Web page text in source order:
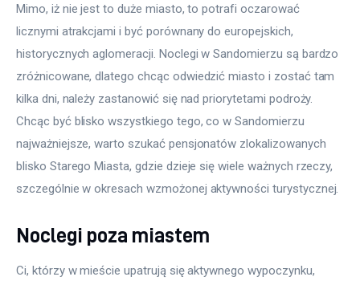
Mimo, iż nie jest to duże miasto, to potrafi oczarować
licznymi atrakcjami i być porównany do europejskich,
historycznych aglomeracji. Noclegi w Sandomierzu są bardzo
zróżnicowane, dlatego chcąc odwiedzić miasto i zostać tam
kilka dni, należy zastanowić się nad priorytetami podroży.
Chcąc być blisko wszystkiego tego, co w Sandomierzu
najważniejsze, warto szukać pensjonatów zlokalizowanych
blisko Starego Miasta, gdzie dzieje się wiele ważnych rzeczy,
szczególnie w okresach wzmożonej aktywności turystycznej.
Noclegi poza miastem
Ci, którzy w mieście upatrują się aktywnego wypoczynku,